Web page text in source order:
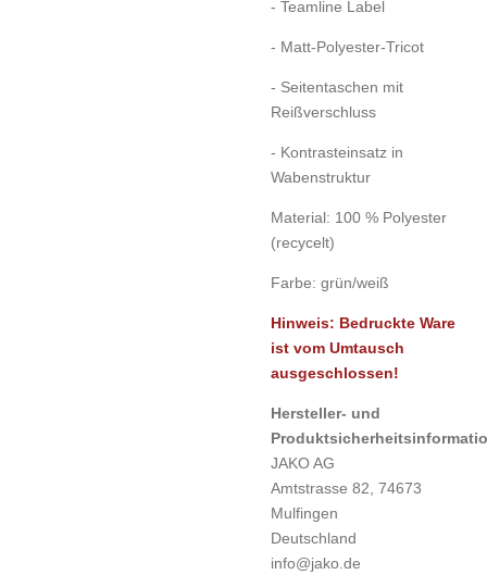
- Teamline Label
- Matt-Polyester-Tricot
- Seitentaschen mit
Reißverschluss
- Kontrasteinsatz in
Wabenstruktur
Material: 100 % Polyester
(recycelt)
Farbe: grün/weiß
Hinweis: Bedruckte Ware
ist vom Umtausch
ausgeschlossen!
Hersteller- und
JAKO AG
Amtstrasse 82, 74673
Mulfingen
Deutschland
info@jako.de